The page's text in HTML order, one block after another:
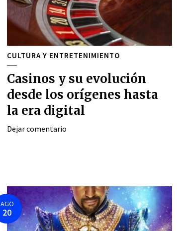
CULTURA Y ENTRETENIMIENTO
Casinos y su evolución
desde los orígenes hasta
la era digital
Dejar comentario
AGO
20